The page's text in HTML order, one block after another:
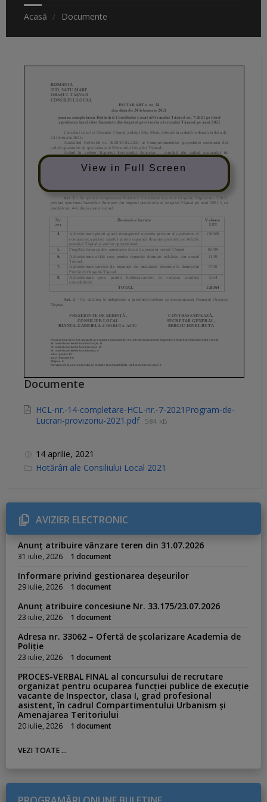
Acasă Documente
View in Full Screen
Documente
HCL-nr.-14-completare-HCL-nr.-7-2021Program-de-
Lucrari-provizoriu-2021.pdf 584 kB
14 aprilie, 2021
C
r
i
e
s
Hotărâri ale Consiliului Local 2021
AVIZIER ELECTRONIC
Anunț atribuire vânzare teren din 31.07.2026
31 iulie, 2026 1 document
Informare privind gestionarea deșeurilor
29 iulie, 2026 1 document
Anunț atribuire concesiune Nr. 33.175/23.07.2026
23 iulie, 2026 1 document
Adresa nr. 33062 – Ofertă de școlarizare Academia de
Poliție
23 iulie, 2026 1 document
PROCES-VERBAL FINAL al concursului de recrutare
organizat pentru ocuparea funcției publice de execuție
vacante de Inspector, clasa I, grad profesional
asistent, în cadrul Compartimentului Urbanism și
Amenajarea Teritoriului
20 iulie, 2026 1 document
VEZI TOATE ...